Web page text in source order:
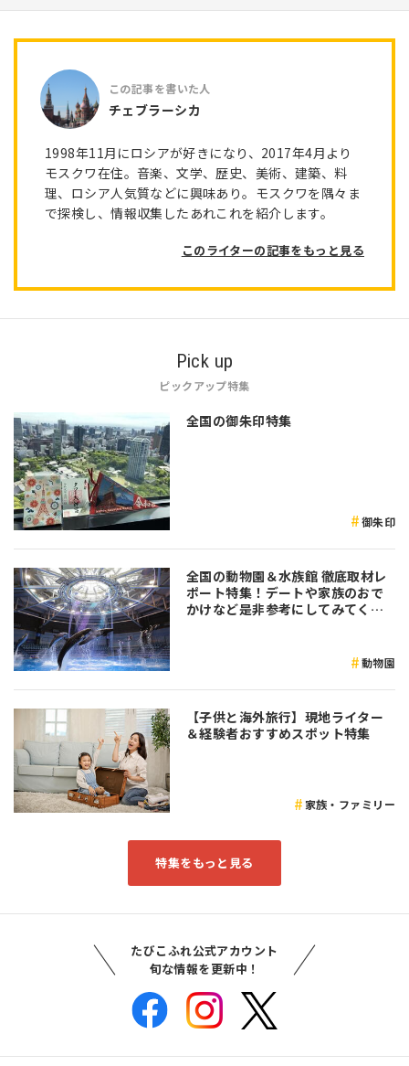
チェブラーシカ
1998年11月にロシアが好きになり、2017年4月より
モスクワ在住。音楽、文学、歴史、美術、建築、料
理、ロシア人気質などに興味あり。モスクワを隅々ま
で探検し、情報収集したあれこれを紹介します。
このライターの記事をもっと見る
Pick up
ピックアップ特集
全国の御朱印特集
御朱印
全国の動物園＆水族館 徹底取材レ
ポート特集！デートや家族のおで
かけなど是非参考にしてみてくだ
動物園
【子供と海外旅行】現地ライター
＆経験者おすすめスポット特集
家族・ファミリー
特集をもっと見る
たびこふれ公式アカウント
旬な情報を更新中！